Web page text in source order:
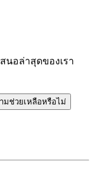
นอล่าสุดของเรา
มช่วยเหลือหรือไม่